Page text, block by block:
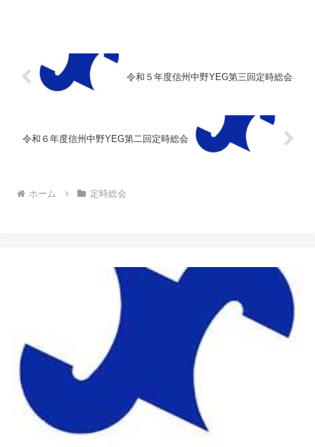
令和５年度信州中野YEG第三回定時総会
令和６年度信州中野YEG第二回定時総会
ホーム 定時総会